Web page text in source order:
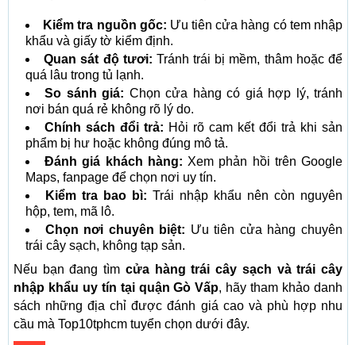
Kiểm tra nguồn gốc: Ưu tiên cửa hàng có tem nhập
khẩu và giấy tờ kiểm định.
Quan sát độ tươi: Tránh trái bị mềm, thâm hoặc để
quá lâu trong tủ lạnh.
So sánh giá: Chọn cửa hàng có giá hợp lý, tránh
nơi bán quá rẻ không rõ lý do.
Chính sách đổi trả: Hỏi rõ cam kết đổi trả khi sản
phẩm bị hư hoặc không đúng mô tả.
Đánh giá khách hàng: Xem phản hồi trên Google
Maps, fanpage để chọn nơi uy tín.
Kiểm tra bao bì: Trái nhập khẩu nên còn nguyên
hộp, tem, mã lô.
Chọn nơi chuyên biệt: Ưu tiên cửa hàng chuyên
trái cây sạch, không tạp sản.
Nếu bạn đang tìm cửa hàng trái cây sạch và trái cây
nhập khẩu uy tín tại quận Gò Vấp, hãy tham khảo danh
sách những địa chỉ được đánh giá cao và phù hợp nhu
cầu mà Top10tphcm tuyển chọn dưới đây.